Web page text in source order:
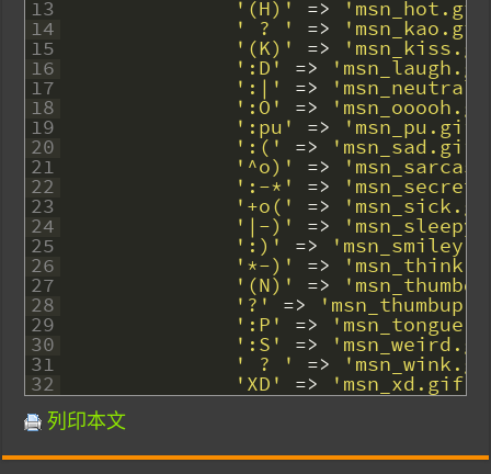
13
14
15
16
17
18
19
20
21
22
23
24
25
26
27
28
29
30
31
32
'(H)' =>
' ? ' =>
'(K)' =>
':D' =>
':|' =>
':O' =>
':pu' => 'msn_pu.gif'
':(' => 'msn_sad.gif'
'^o)' =>
':-*' =>
'+o(' =>
'|-)' =>
':)' =>
'*-)' =>
'(N)' =>
'?' =>
':P' =>
':S' =>
' ? ' =>
'XD' => 'msn_xd.gif'
列印本文